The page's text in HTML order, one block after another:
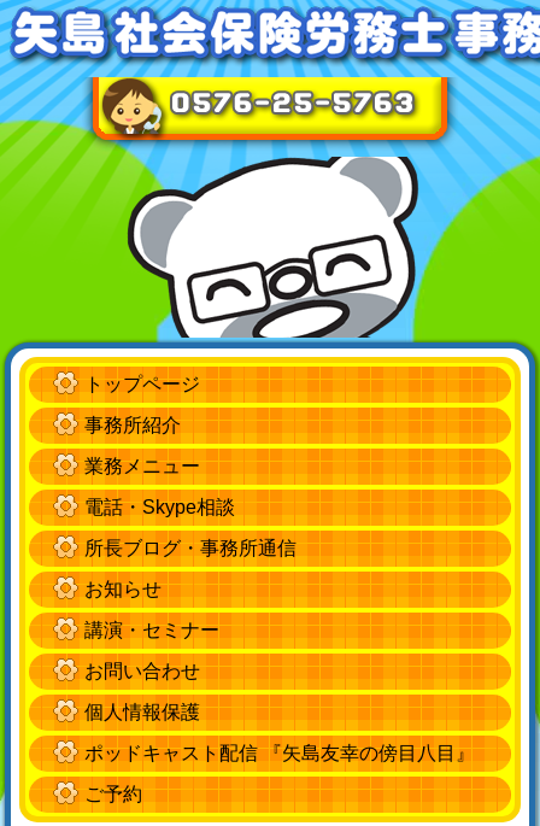
トップページ
事務所紹介
業務メニュー
電話・Skype相談
所長ブログ・事務所通信
お知らせ
講演・セミナー
お問い合わせ
個人情報保護
ポッドキャスト配信 『矢島友幸の傍目八目』
ご予約